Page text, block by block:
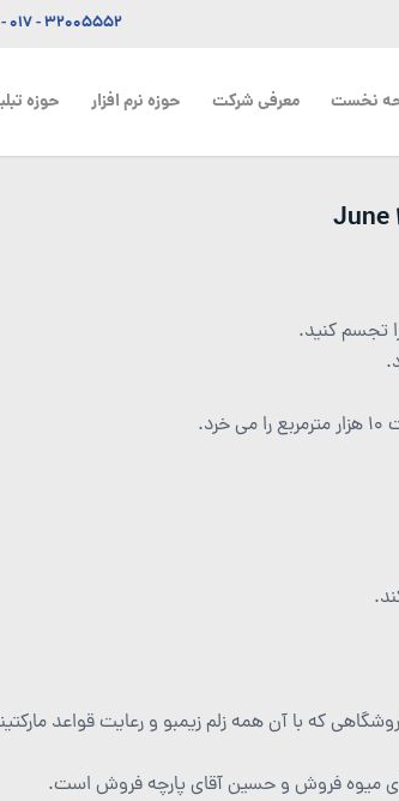
۳۲۰۰۵۵۵۲ - ۰۱۷ -
نخست معرفی شرکت حوزه نرم افزار حوزه
تجسم کنید.
که با آن همه زلم زیمبو و رعایت قواعد
میوه فروش و حسین آقای پارچه فروش است.